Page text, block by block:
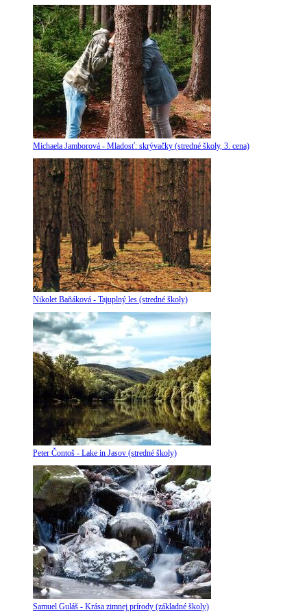
Michaela Jamborová - Mladosť: skrývačky (stredné školy, 3. cena)
Nikolet Baňáková - Tajuplný les (stredné školy)
Peter Čontoš - Lake in Jasov (stredné školy)
Samuel Guláš - Krása zimnej prírody (základné školy)